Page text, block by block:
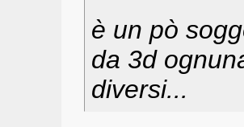
è un pò
da 3d
diversi...